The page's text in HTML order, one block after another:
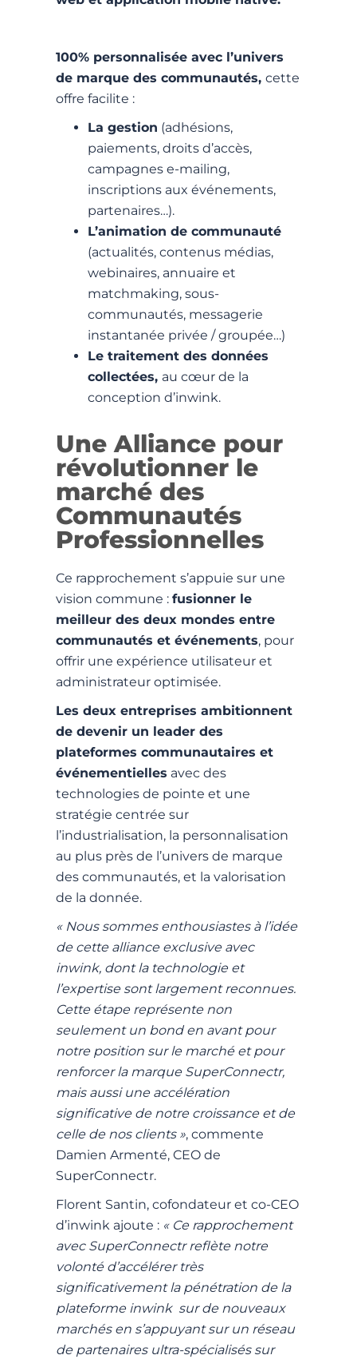
100% personnalisée avec l’univers
de marque des communautés, cette
offre facilite :
La gestion (adhésions,
paiements, droits d’accès,
campagnes e-mailing,
inscriptions aux événements,
partenaires…).
L’animation de communauté
(actualités, contenus médias,
webinaires, annuaire et
matchmaking, sous-
communautés, messagerie
instantanée privée / groupée…)
Le traitement des données
collectées, au cœur de la
conception d’inwink.
Une Alliance pour
révolutionner le
marché des
Communautés
Professionnelles
Ce rapprochement s’appuie sur une
vision commune : fusionner le
meilleur des deux mondes entre
communautés et événements, pour
offrir une expérience utilisateur et
administrateur optimisée.
Les deux entreprises ambitionnent
de devenir un leader des
plateformes communautaires et
événementielles avec des
technologies de pointe et une
stratégie centrée sur
l’industrialisation, la personnalisation
au plus près de l’univers de marque
des communautés, et la valorisation
de la donnée.
« Nous sommes enthousiastes à l’idée
de cette alliance exclusive avec
inwink, dont la technologie et
l’expertise sont largement reconnues.
Cette étape représente non
seulement un bond en avant pour
notre position sur le marché et pour
renforcer la marque SuperConnectr,
mais aussi une accélération
significative de notre croissance et de
celle de nos clients », commente
Damien Armenté, CEO de
SuperConnectr.
Florent Santin, cofondateur et co-CEO
d’inwink ajoute : « Ce rapprochement
avec SuperConnectr reflète notre
volonté d’accélérer très
significativement la pénétration de la
plateforme inwink sur de nouveaux
marchés en s’appuyant sur un réseau
de partenaires ultra-spécialisés sur